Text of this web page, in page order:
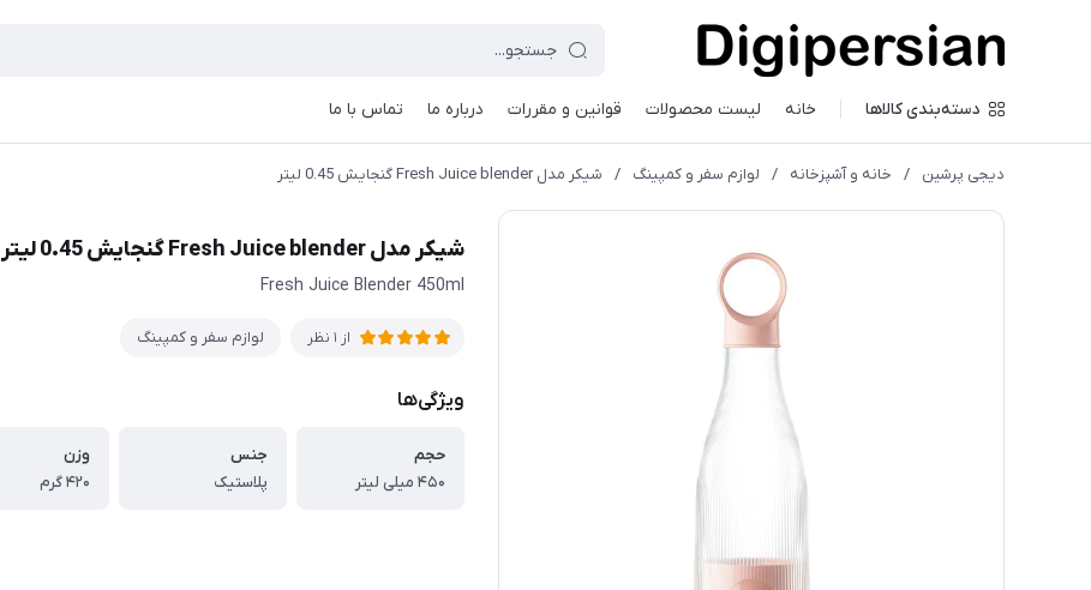
دسته‌بندی کالاها خانه لیست محصولات قوانین و مقررات درباره ما تماس با ما
دیجی پرشین / خانه و آشپزخانه / لوازم سفر و کمپینگ / شیکر مدل Fresh Juice blender گنجایش 0.45 لیتر
شیکر مدل Fresh Juice blender گنجایش 0.45 لیتر
Fresh Juice Blender 450ml
از 1 نظر لوازم سفر و کمپینگ
ویژگی‌ها
حجم
۴۵۰ میلی لیتر
جنس
پلاستیک
وزن
۴۲۰ گرم